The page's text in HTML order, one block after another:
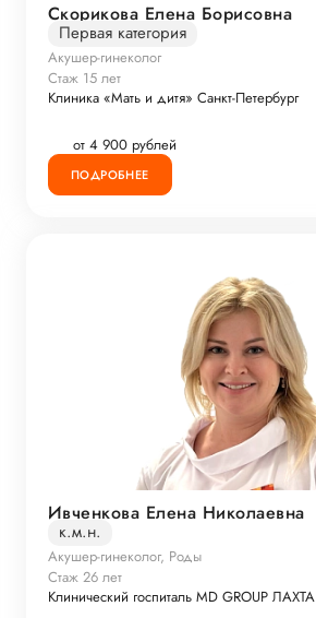
Скорикова Елена Борисовна
Первая категория
Акушер-гинеколог
Стаж 15 лет
Клиника «Мать и дитя» Санкт-Петербург
от 4 900 рублей
ПОДРОБНЕЕ
Ивченкова Елена Николаевна
к.м.н.
Акушер-гинеколог, Роды
Стаж 26 лет
Клинический госпиталь MD GROUP ЛАХТА